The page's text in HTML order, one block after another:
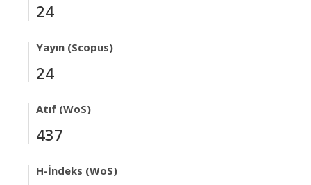
24
Yayın (Scopus)
24
Atıf (WoS)
437
H-İndeks (WoS)